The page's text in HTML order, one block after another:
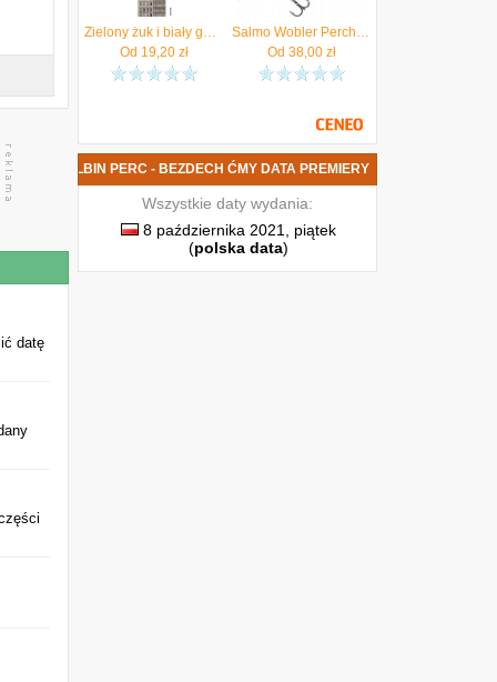
datę
Zielony żuk i biały gołąb rozpaczy (EPUB)
Od 19,20zł
Salmo Wobler Perch Deep Runner Floating 8Cm Dr Albino QPH136
Od 38,00zł
KSIĄŻKA ALBIN PERC - BEZDECH ĆMY DATA PREMIERY
Wszystkie daty wydania:
8 października 2021, piątek
(polska data)